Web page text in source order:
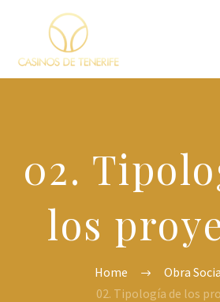
02.
los
Home
Obra
02. Tipología de los